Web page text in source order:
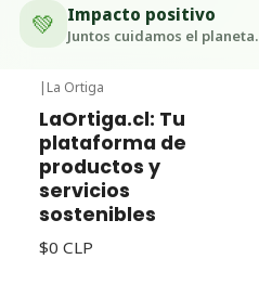
💚 Impacto positivo
Juntos cuidamos el planeta.
| La Ortiga
LaOrtiga.cl: Tu
plataforma de
productos y
servicios
sostenibles
$0 CLP